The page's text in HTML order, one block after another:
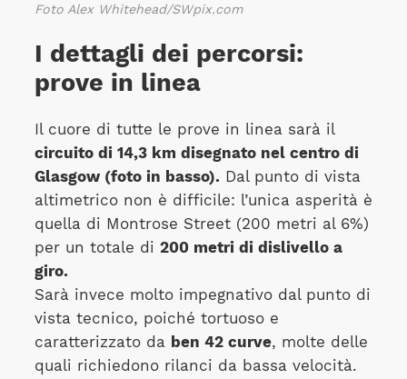
Foto Alex Whitehead/SWpix.com
I dettagli dei percorsi:
prove in linea
Il cuore di tutte le prove in linea sarà il
circuito di 14,3 km disegnato nel centro di
Glasgow (foto in basso).Dal punto di vista
altimetrico non è difficile: l’unica asperità è
quella di Montrose Street (200 metri al 6%)
per un totale di 200 metri di dislivello a
giro.
Sarà invece molto impegnativo dal punto di
vista tecnico, poiché tortuoso e
caratterizzato da ben 42 curve, molte delle
quali richiedono rilanci da bassa velocità.